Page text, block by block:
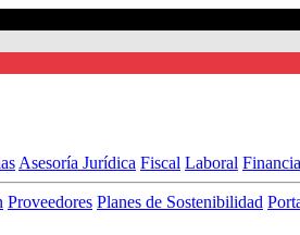
Asesoría Jurídica Fiscal Laboral
Proveedores Planes de Sostenibilidad